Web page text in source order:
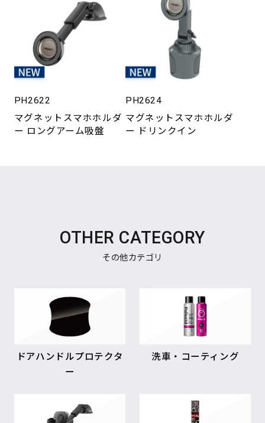
PH2622
マグネットスマホホルダ
ー ロングアーム吸盤
PH2624
マグネットスマホホルダ
ー ドリンクイン
OTHER CATEGORY
その他カテゴリ
ドアハンドルプロテクタ
ー
洗車・コーティング